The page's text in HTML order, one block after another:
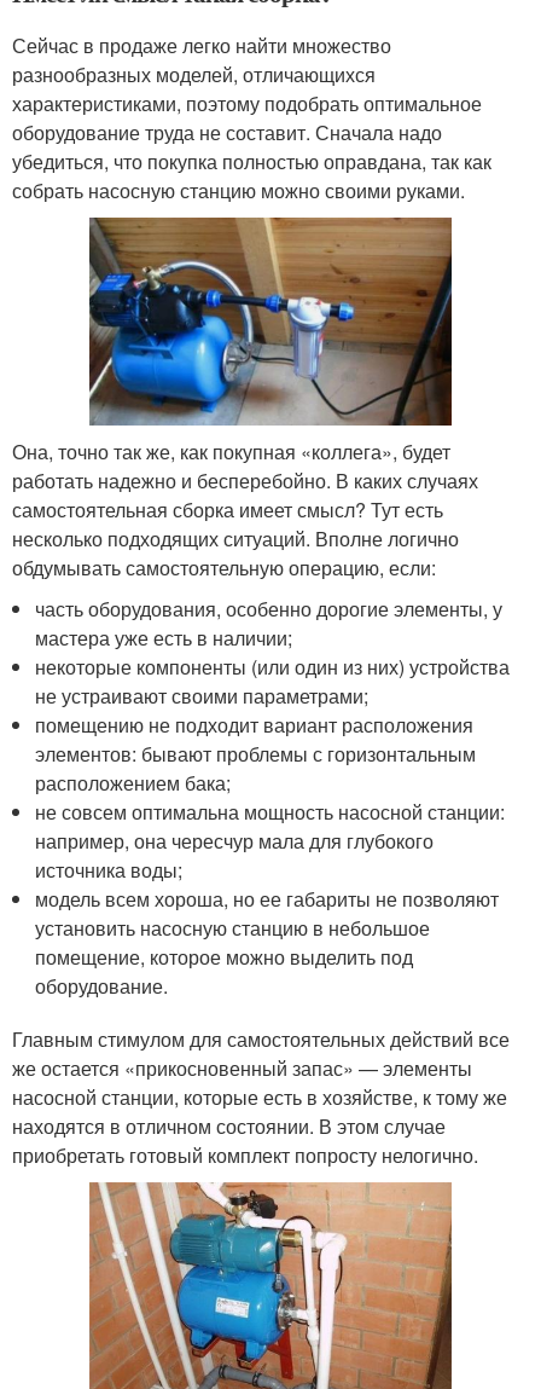
Сейчас в продаже легко найти множество
разнообразных моделей, отличающихся
характеристиками, поэтому подобрать оптимальное
оборудование труда не составит. Сначала надо
убедиться, что покупка полностью оправдана, так как
собрать насосную станцию можно своими руками.
Она, точно так же, как покупная «коллега», будет
работать надежно и бесперебойно. В каких случаях
самостоятельная сборка имеет смысл? Тут есть
несколько подходящих ситуаций. Вполне логично
обдумывать самостоятельную операцию, если:
часть оборудования, особенно дорогие элементы, у
мастера уже есть в наличии;
некоторые компоненты (или один из них) устройства
не устраивают своими параметрами;
помещению не подходит вариант расположения
элементов: бывают проблемы с горизонтальным
расположением бака;
не совсем оптимальна мощность насосной станции:
например, она чересчур мала для глубокого
источника воды;
модель всем хороша, но ее габариты не позволяют
установить насосную станцию в небольшое
помещение, которое можно выделить под
оборудование.
Главным стимулом для самостоятельных действий все
же остается «прикосновенный запас» — элементы
насосной станции, которые есть в хозяйстве, к тому же
находятся в отличном состоянии. В этом случае
приобретать готовый комплект попросту нелогично.